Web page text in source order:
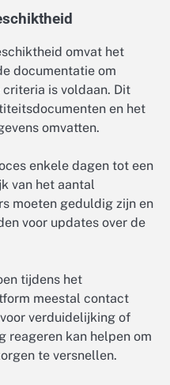
omvat het
documentatie om
is voldaan. Dit
en het
omvatten.
enkele dagen tot een
van het aantal
moeten geduldig zijn en
voor updates over de
tijdens het
meestal contact
verduidelijking of
reageren kan helpen om
te versnellen.